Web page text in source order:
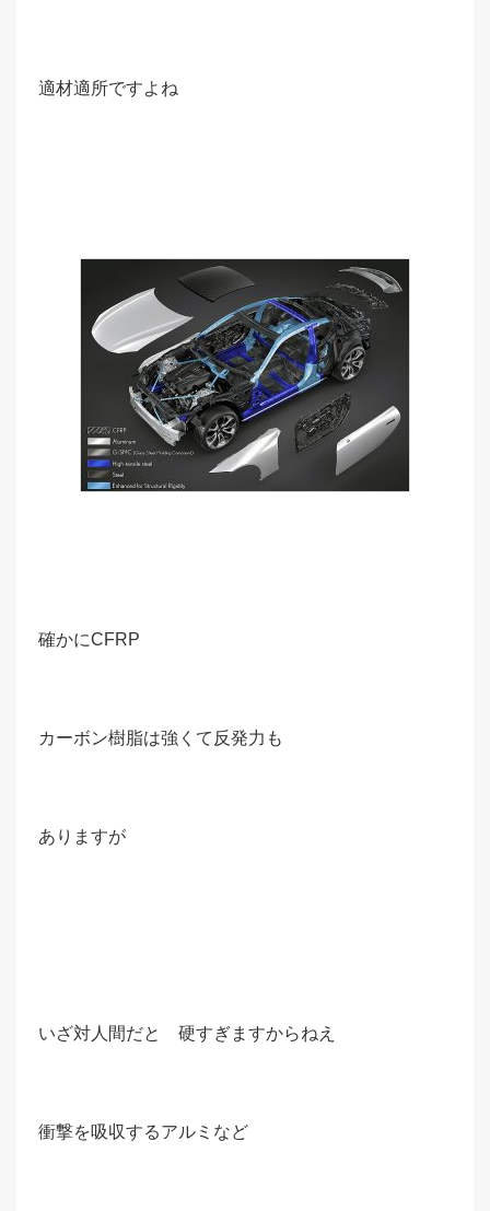
適材適所ですよね
確かにCFRP
カーボン樹脂は強くて反発力も
ありますが
いざ対人間だと 硬すぎますからねえ
衝撃を吸収するアルミなど